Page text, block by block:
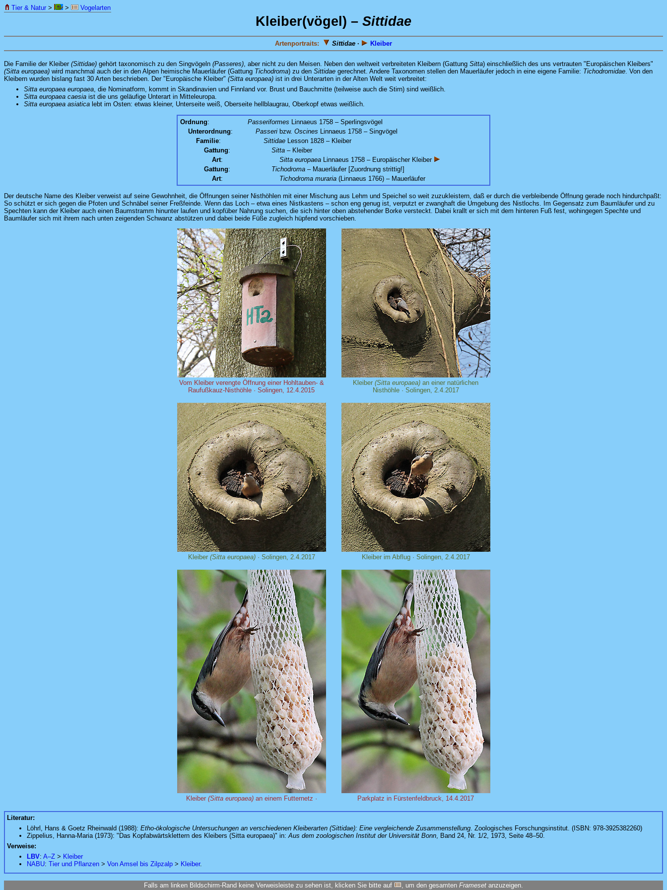
Tier & Natur > > Vogelarten
Kleiber(vögel) – Sittidae
Artenportraits: Sittidae · Kleiber
Die Familie der Kleiber (Sittidae) gehört taxonomisch zu den Singvögeln (Passeres), aber nicht zu den Meisen. Neben den weltweit verbreiteten Kleibern (Gattung Sitta) einschließlich des uns vertrauten "Europäischen Kleibers"
(Sitta europaea) wird manchmal auch der in den Alpen heimische Mauerläufer (Gattung Tichodroma) zu den Sittidae gerechnet. Andere Taxonomen stellen den Mauerläufer jedoch in eine eigene Familie: Tichodromidae. Von den
Kleibern wurden bislang fast 30 Arten beschrieben. Der "Europäische Kleiber" (Sitta europaea) ist in drei Unterarten in der Alten Welt weit verbreitet:
Sitta europaea europaea, die Nominatform, kommt in Skandinavien und Finnland vor. Brust und Bauchmitte (teilweise auch die Stirn) sind weißlich.
Sitta europaea caesia ist die uns geläufige Unterart in Mitteleuropa.
Sitta europaea asiatica lebt im Osten: etwas kleiner, Unterseite weiß, Oberseite hellblaugrau, Oberkopf etwas weißlich.
Ordnung: Passeriformes Linnaeus 1758 – Sperlingsvögel
Unterordnung: Passeri bzw. Oscines Linnaeus 1758 – Singvögel
Familie: Sittidae Lesson 1828 – Kleiber
Gattung: Sitta – Kleiber
Art: Sitta europaea Linnaeus 1758 – Europäischer Kleiber
Gattung: Tichodroma – Mauerläufer [Zuordnung strittig!]
Art: Tichodroma muraria (Linnaeus 1766) – Mauerläufer
Der deutsche Name des Kleiber verweist auf seine Gewohnheit, die Öffnungen seiner Nisthöhlen mit einer Mischung aus Lehm und Speichel so weit zuzukleistern, daß er durch die verbleibende Öffnung gerade noch hindurchpaßt:
So schützt er sich gegen die Pfoten und Schnäbel seiner Freßfeinde. Wenn das Loch – etwa eines Nistkastens – schon eng genug ist, verputzt er zwanghaft die Umgebung des Nistlochs. Im Gegensatz zum Baumläufer und zu
Spechten kann der Kleiber auch einen Baumstramm hinunter laufen und kopfüber Nahrung suchen, die sich hinter oben abstehender Borke versteckt. Dabei krallt er sich mit dem hinteren Fuß fest, wohingegen Spechte und
Baumläufer sich mit ihrem nach unten zeigenden Schwanz abstützen und dabei beide Füße zugleich hüpfend vorschieben.
Vom Kleiber verengte Öffnung einer Hohltauben- &
Raufußkauz-Nisthöhle · Solingen, 12.4.2015
Kleiber (Sitta europaea) an einer natürlichen
Nisthöhle · Solingen, 2.4.2017
Kleiber (Sitta europaea)· Solingen, 2.4.2017 Kleiber im Abflug · Solingen, 2.4.2017
Kleiber (Sitta europaea)an einem Futternetz · Parkplatz in Fürstenfeldbruck, 14.4.2017
Literatur:
Löhrl, Hans & Goetz Rheinwald (1988): Etho-ökologische Untersuchungen an verschiedenen Kleiberarten (Sittidae): Eine vergleichende Zusammenstellung. Zoologisches Forschungsinstitut. (ISBN: 978-3925382260)
Zippelius, Hanna-Maria (1973): "Das Kopfabwärtsklettern des Kleibers (Sitta europaea)" in:Aus dem zoologischen Institut der Universität Bonn, Band 24, Nr. 1/2, 1973, Seite 48–50.
Verweise:
LBV: A–Z > Kleiber
NABU: Tier und Pflanzen > Von Amsel bis Zilpzalp > Kleiber.
Falls am linken Bildschirm-Rand keine Verweisleiste zu sehen ist, klicken Sie bitte auf , um den gesamten Frameset anzuzeigen.